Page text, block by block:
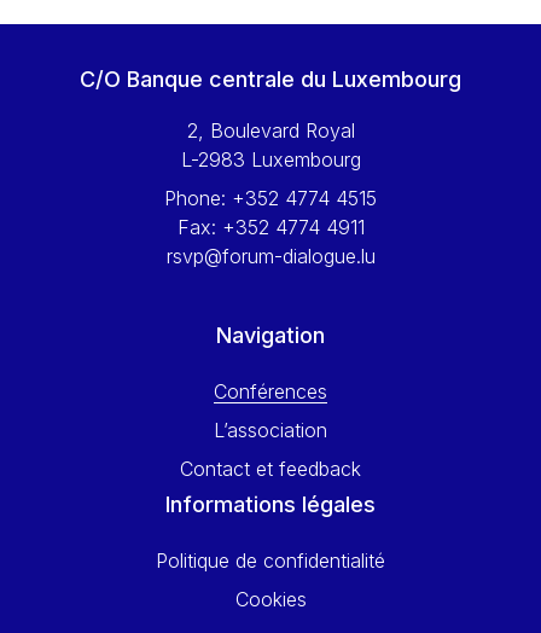
Walter Hagg
Wolfgang Ketterle
Yossi Beillin
Yves FRANCHET
C/O Banque centrale du Luxembourg
2, Boulevard Royal
L-2983 Luxembourg
Phone: +352 4774 4515
Fax: +352 4774 4911
rsvp@forum-dialogue.lu
Navigation
Conférences
L’association
Contact et feedback
Informations légales
Politique de confidentialité
Cookies